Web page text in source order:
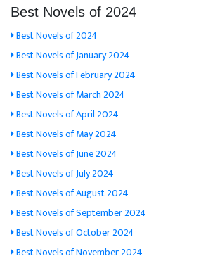
Best Novels of 2024
Best Novels of 2024
Best Novels of January 2024
Best Novels of February 2024
Best Novels of March 2024
Best Novels of April 2024
Best Novels of May 2024
Best Novels of June 2024
Best Novels of July 2024
Best Novels of August 2024
Best Novels of September 2024
Best Novels of October 2024
Best Novels of November 2024